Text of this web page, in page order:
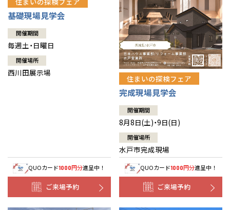
基礎現場見学会
開催期間
毎週土・日曜日
開催場所
西川田展示場
QUOカード1000円分進呈中！
ご来場予約
住まいの探検フェア
完成現場見学会
開催期間
8月8日(土)・9日(日)
開催場所
水戸市完成現場
QUOカード1000円分進呈中！
ご来場予約